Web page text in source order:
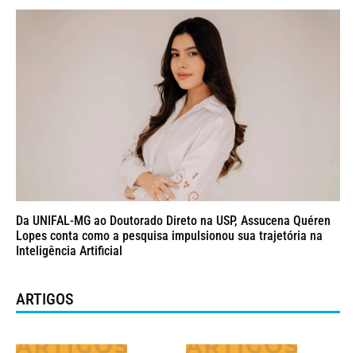
Da UNIFAL-MG ao Doutorado Direto na USP, Assucena Quéren
Lopes conta como a pesquisa impulsionou sua trajetória na
Inteligência Artificial
ARTIGOS